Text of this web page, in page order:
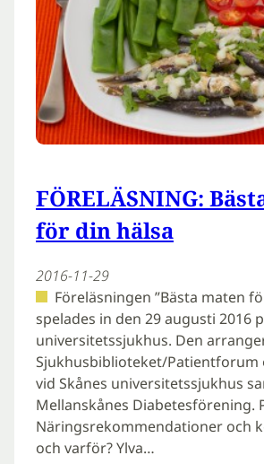
FÖRELÄSNING:
för din hälsa
2016-11-29
Föreläsningen ”Bästa maten
spelades in den 29 augusti 2016
universitetssjukhus. Den
Sjukhusbiblioteket/Patientforum
vid Skånes universitetssjukhus
Mellanskånes Diabetesförening.
Näringsrekommendationer och
och varför? Ylva…